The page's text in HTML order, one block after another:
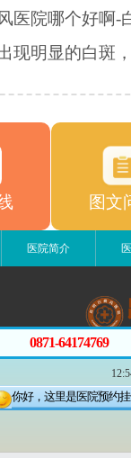
医院哪个好啊-
现明显的白斑
图文
医院简介
0871-64174769
你好，这里是医院预约